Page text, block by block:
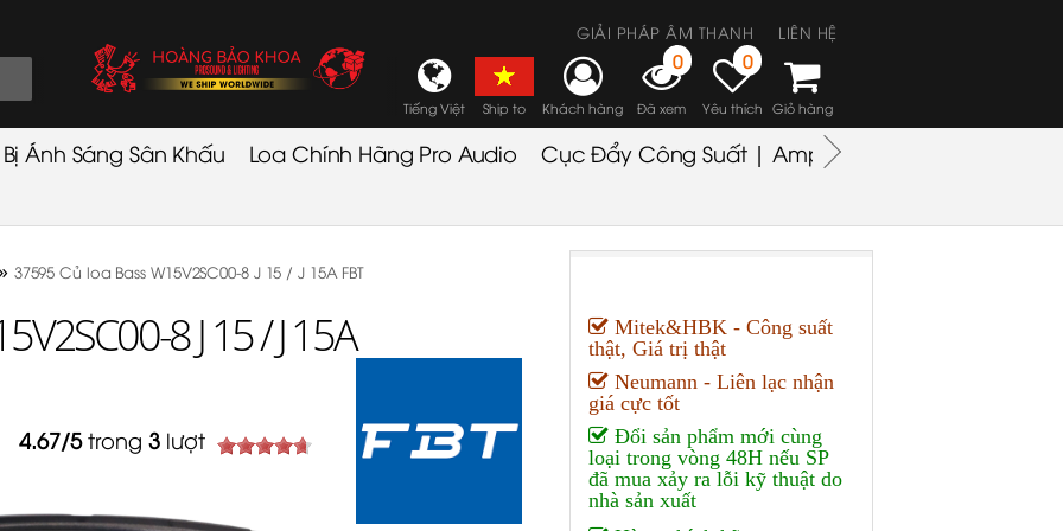
LIÊN HỆ
GIẢI PHÁP ÂM THANH
Tiếng Việt Ship to Khách hàng
0
Đã xem
0
Yêu thích Giỏ hàng
Ánh Sáng Sân Khấu Loa Chính Hãng Pro Audio Cục Đẩy Công Suất | Amplifiers
» 37595 Củ loa Bass W15V2SC00-8 J 15 / J 15A FBT
8 J 15 / J 15A
4.67/5trong 3 lượt
Mitek&HBK - Công suất
thật, Giá trị thật
Neumann - Liên lạc nhận
giá cực tốt
Đổi sản phẩm mới cùng
loại trong vòng 48H nếu SP
đã mua xảy ra lỗi kỹ thuật do
nhà sản xuất